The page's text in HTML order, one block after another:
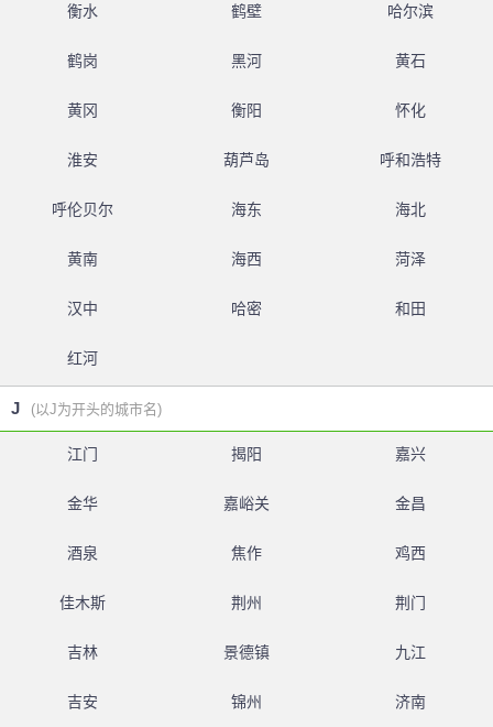
衡水 鹤壁 哈尔滨
鹤岗 黑河 黄石
黄冈 衡阳 怀化
淮安 葫芦岛 呼和浩特
呼伦贝尔 海东 海北
黄南 海西 菏泽
汉中 哈密 和田
红河
J (以J为开头的城市名)
江门 揭阳 嘉兴
金华 嘉峪关 金昌
酒泉 焦作 鸡西
佳木斯 荆州 荆门
吉林 景德镇 九江
吉安 锦州 济南